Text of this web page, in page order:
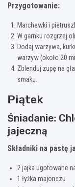
Przygotowanie:
Marchewki i
W garnku rozgrzej
Dodaj warzywa,
warzyw (około 20
Zblenduj zupę na
smaku.
Piątek
Śniadanie:
jajeczną
Składniki na pastę
2 jajka ugotowane
1 łyżka majonezu